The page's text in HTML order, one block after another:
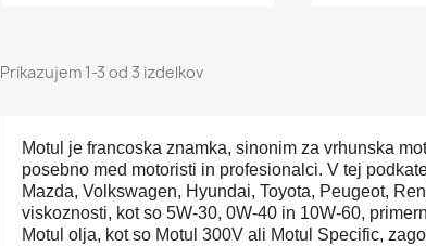
Prikazujem 1-3 od 3 izdelkov
Motul je francoska znamka, sinonim za vrhunska
posebno med motoristi in profesionalci. V tej
Mazda, Volkswagen, Hyundai, Toyota, Peugeot,
viskoznosti, kot so 5W-30, 0W-40 in 10W-60,
Motul olja, kot so Motul 300V ali Motul Specific,